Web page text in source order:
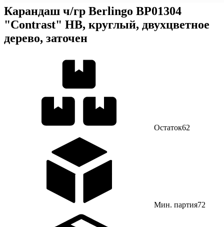
Карандаш ч/гр Berlingo BP01304
"Contrast" HB, круглый, двухцветное
дерево, заточен
Остаток62
Мин. партия72